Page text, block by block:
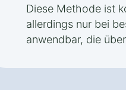
Diese Methode ist
allerdings nur bei
anwendbar, die